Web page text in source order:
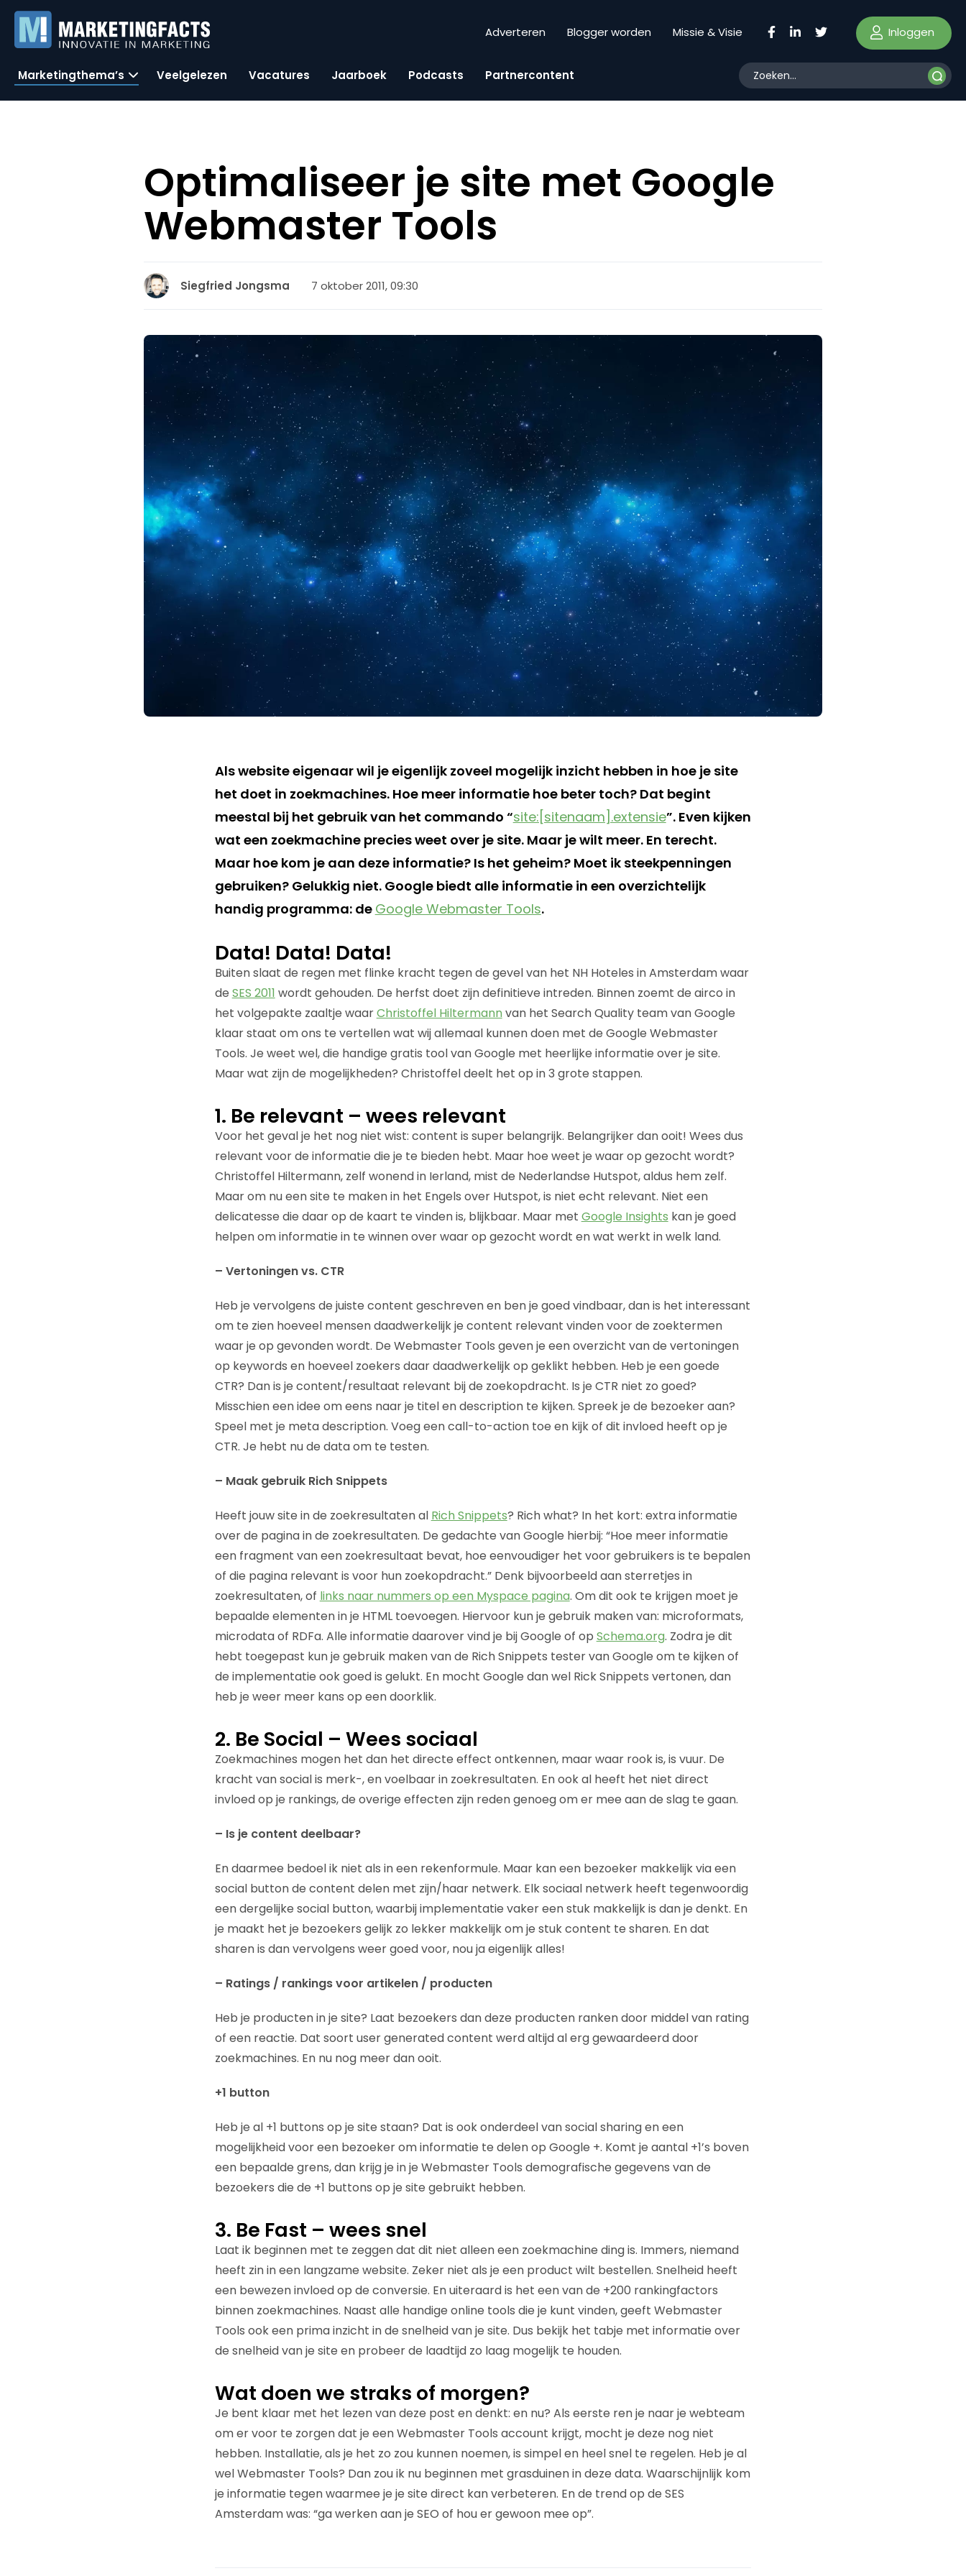
Adverteren Blogger worden Missie & Visie Inloggen
Marketingthema’s Veelgelezen Vacatures Jaarboek Podcasts Partnercontent
Optimaliseer je site met Google
Webmaster Tools
Siegfried Jongsma 7 oktober 2011, 09:30
Als website eigenaar wil je eigenlijk zoveel mogelijk inzicht hebben in hoe je site
het doet in zoekmachines. Hoe meer informatie hoe beter toch? Dat begint
meestal bij het gebruik van het commando “site:[sitenaam].extensie”. Even kijken
wat een zoekmachine precies weet over je site. Maar je wilt meer. En terecht.
Maar hoe kom je aan deze informatie? Is het geheim? Moet ik steekpenningen
gebruiken? Gelukkig niet. Google biedt alle informatie in een overzichtelijk
handig programma: de Google Webmaster Tools.
Data! Data! Data!
Buiten slaat de regen met flinke kracht tegen de gevel van het NH Hoteles in Amsterdam waar
de SES 2011 wordt gehouden. De herfst doet zijn definitieve intreden. Binnen zoemt de airco in
het volgepakte zaaltje waarChristoffel Hiltermann van het Search Quality team van Google
klaar staat om ons te vertellen wat wij allemaal kunnen doen met de Google Webmaster
Tools. Je weet wel, die handige gratis tool van Google met heerlijke informatie over je site.
Maar wat zijn de mogelijkheden? Christoffel deelt het op in 3 grote stappen.
1. Be relevant – wees relevant
Voor het geval je het nog niet wist: content is super belangrijk. Belangrijker dan ooit! Wees dus
relevant voor de informatie die je te bieden hebt. Maar hoe weet je waar op gezocht wordt?
Christoffel Hiltermann, zelf wonend in Ierland, mist de Nederlandse Hutspot, aldus hem zelf.
Maar om nu een site te maken in het Engels over Hutspot, is niet echt relevant. Niet een
delicatesse die daar op de kaart te vinden is, blijkbaar. Maar met Google Insights kan je goed
helpen om informatie in te winnen over waar op gezocht wordt en wat werkt in welk land.
– Vertoningen vs. CTR
Heb je vervolgens de juiste content geschreven en ben je goed vindbaar, dan is het interessant
om te zien hoeveel mensen daadwerkelijk je content relevant vinden voor de zoektermen
waar je op gevonden wordt. De Webmaster Tools geven je een overzicht van de vertoningen
op keywords en hoeveel zoekers daar daadwerkelijk op geklikt hebben. Heb je een goede
CTR? Dan is je content/resultaat relevant bij de zoekopdracht. Is je CTR niet zo goed?
Misschien een idee om eens naar je titel en description te kijken. Spreek je de bezoeker aan?
Speel met je meta description. Voeg een call-to-action toe en kijk of dit invloed heeft op je
CTR. Je hebt nu de data om te testen.
– Maak gebruik Rich Snippets
Heeft jouw site in de zoekresultaten al Rich Snippets? Rich what? In het kort: extra informatie
over de pagina in de zoekresultaten. De gedachte van Google hierbij: “Hoe meer informatie
een fragment van een zoekresultaat bevat, hoe eenvoudiger het voor gebruikers is te bepalen
of die pagina relevant is voor hun zoekopdracht.” Denk bijvoorbeeld aan sterretjes in
zoekresultaten, of links naar nummers op een Myspace pagina. Om dit ook te krijgen moet je
bepaalde elementen in je HTML toevoegen. Hiervoor kun je gebruik maken van: microformats,
microdata of RDFa. Alle informatie daarover vind je bij Google of op Schema.org. Zodra je dit
hebt toegepast kun je gebruik maken van de Rich Snippets tester van Google om te kijken of
de implementatie ook goed is gelukt. En mocht Google dan wel Rick Snippets vertonen, dan
heb je weer meer kans op een doorklik.
2. Be Social – Wees sociaal
Zoekmachines mogen het dan het directe effect ontkennen, maar waar rook is, is vuur. De
kracht van social is merk-, en voelbaar in zoekresultaten. En ook al heeft het niet direct
invloed op je rankings, de overige effecten zijn reden genoeg om er mee aan de slag te gaan.
– Is je content deelbaar?
En daarmee bedoel ik niet als in een rekenformule. Maar kan een bezoeker makkelijk via een
social button de content delen met zijn/haar netwerk. Elk sociaal netwerk heeft tegenwoordig
een dergelijke social button, waarbij implementatie vaker een stuk makkelijk is dan je denkt. En
je maakt het je bezoekers gelijk zo lekker makkelijk om je stuk content te sharen. En dat
sharen is dan vervolgens weer goed voor, nou ja eigenlijk alles!
– Ratings / rankings voor artikelen / producten
Heb je producten in je site? Laat bezoekers dan deze producten ranken door middel van rating
of een reactie. Dat soort user generated content werd altijd al erg gewaardeerd door
zoekmachines. En nu nog meer dan ooit.
+1 button
Heb je al +1 buttons op je site staan? Dat is ook onderdeel van social sharing en een
mogelijkheid voor een bezoeker om informatie te delen op Google +. Komt je aantal +1’s boven
een bepaalde grens, dan krijg je in je Webmaster Tools demografische gegevens van de
bezoekers die de +1 buttons op je site gebruikt hebben.
3. Be Fast – wees snel
Laat ik beginnen met te zeggen dat dit niet alleen een zoekmachine ding is. Immers, niemand
heeft zin in een langzame website. Zeker niet als je een product wilt bestellen. Snelheid heeft
een bewezen invloed op de conversie. En uiteraard is het een van de +200 rankingfactors
binnen zoekmachines. Naast alle handige online tools die je kunt vinden, geeft Webmaster
Tools ook een prima inzicht in de snelheid van je site. Dus bekijk het tabje met informatie over
de snelheid van je site en probeer de laadtijd zo laag mogelijk te houden.
Wat doen we straks of morgen?
Je bent klaar met het lezen van deze post en denkt: en nu? Als eerste ren je naar je webteam
om er voor te zorgen dat je een Webmaster Tools account krijgt, mocht je deze nog niet
hebben. Installatie, als je het zo zou kunnen noemen, is simpel en heel snel te regelen. Heb je al
wel Webmaster Tools? Dan zou ik nu beginnen met grasduinen in deze data. Waarschijnlijk kom
je informatie tegen waarmee je je site direct kan verbeteren. En de trend op de SES
Amsterdam was: “ga werken aan je SEO of hou er gewoon mee op”.